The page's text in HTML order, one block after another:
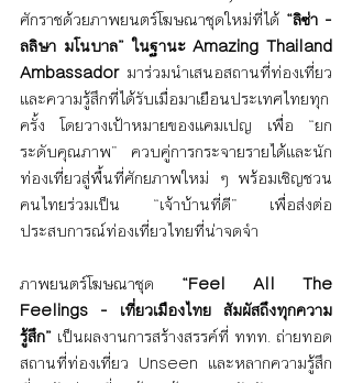
ศักราชด้วยภาพยนตร์โฆษณาชุดใหม่ที่ได้ “ลิซ่า -
ลลิษา มโนบาล” ในฐานะ Amazing Thailand
Ambassador มาร่วมนำเสนอสถานที่ท่องเที่ยว
และความรู้สึกที่ได้รับเมื่อมาเยือนประเทศไทยทุก
ครั้ง โดยวางเป้าหมายของแคมเปญ เพื่อ “ยก
ระดับคุณภาพ” ควบคู่การกระจายรายได้และนัก
ท่องเที่ยวสู่พื้นที่ศักยภาพใหม่ ๆ พร้อมเชิญชวน
คนไทยร่วมเป็น “เจ้าบ้านที่ดี” เพื่อส่งต่อ
ประสบการณ์ท่องเที่ยวไทยที่น่าจดจำ
ภาพยนตร์โฆษณาชุด “Feel All The
Feelings - เที่ยวเมืองไทย สัมผัสถึงทุกความ
รู้สึก” เป็นผลงานการสร้างสรรค์ที่ ททท. ถ่ายทอด
สถานที่ท่องเที่ยว Unseen และหลากความรู้สึก